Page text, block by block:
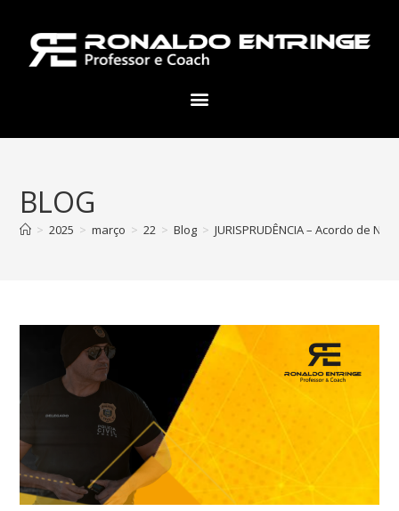
BLOG
> 2025 > março > 22 > Blog > JURISPRUDÊNCIA – Acordo de